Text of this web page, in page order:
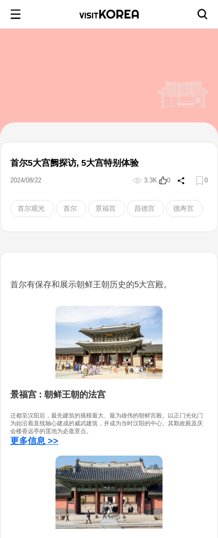
首尔5大宫阙探访, 5大宫特别体验
2024/08/22 3.3K 0 0
首尔观光 首尔 景福宫 昌德宫 德寿宫
首尔有保存和展示朝鲜王朝历史的5大宫殿。
景福宫 : 朝鲜王朝的法宫
迁都至汉阳后，最先建筑的规模最大、最为雄伟的朝鲜宫殿。以正门光化门
为始沿着直线轴心建成的威武建筑，并成为当时汉阳的中心。其勤政殿及庆
会楼香远亭的莲池为必逛景点。
更多信息 >>